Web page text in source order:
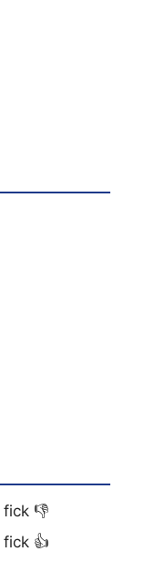
fick 👎
fick 👍